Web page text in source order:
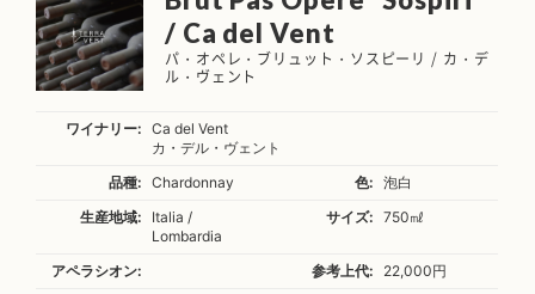
/ Ca del Vent
パ・オペレ・ブリュット・ソスピーリ / カ・デ
ル・ヴェント
ワイナリー:
Ca del Vent
カ・デル・ヴェント
品種:
Chardonnay 色:
泡白
生産地域:
Italia /
Lombardia
サイズ: 750㎖
アペラシオン: 参考上代:
22,000円